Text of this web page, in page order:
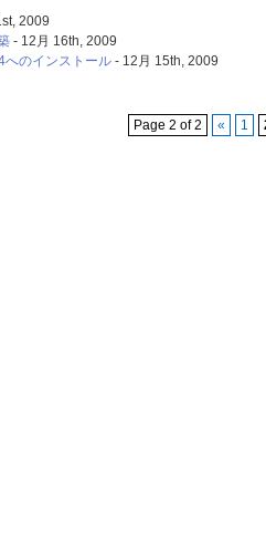
2009
- 12月 16th, 2009
へのインストール - 12月 15th, 2009
Page 2 of 2 « 1